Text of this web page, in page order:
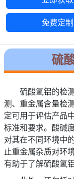
免费定
硫
硫酸氢铝的检
测、重金属含量检
定可用于评估产品
标准和要求。酸碱
对其在不同环境中
止重金属杂质对环
有助于了解硫酸氢